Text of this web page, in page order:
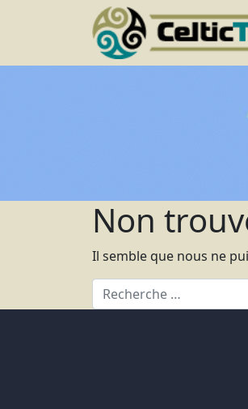
Non
Il semble que nous ne
Rechercher